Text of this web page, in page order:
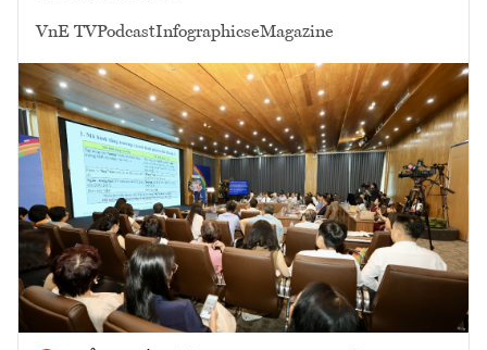
VnE TVPodcastInfographicseMagazine